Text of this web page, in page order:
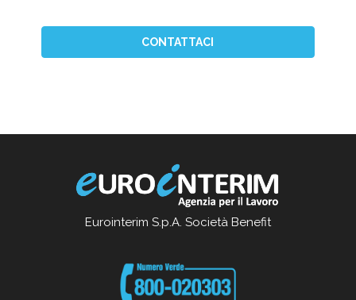
CONTATTACI
Eurointerim S.p.A. Società Benefit